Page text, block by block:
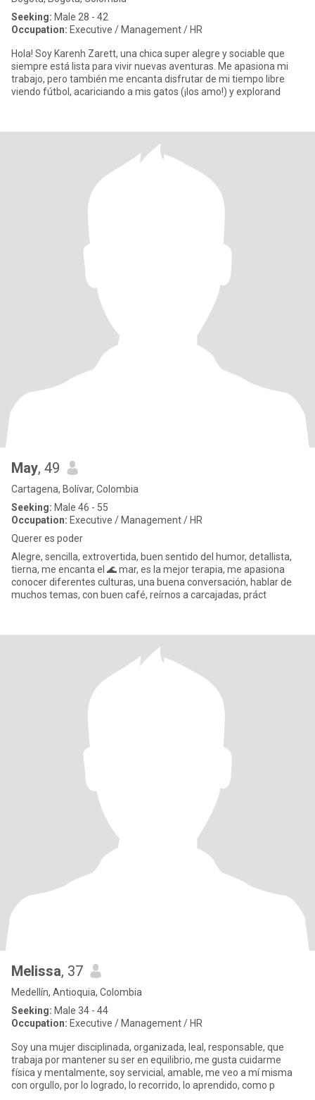
Seeking: Male 28 - 42
Occupation: Executive / Management / HR
Hola! Soy Karenh Zarett, una chica super alegre y sociable que
siempre está lista para vivir nuevas aventuras. Me apasiona mi
trabajo, pero también me encanta disfrutar de mi tiempo libre
viendo fútbol, acariciando a mis gatos (¡los amo!) y explorand
May, 49
Cartagena, Bolívar, Colombia
Seeking: Male 46 - 55
Occupation: Executive / Management / HR
Querer es poder
Alegre, sencilla, extrovertida, buen sentido del humor, detallista,
tierna, me encanta el 🌊 mar, es la mejor terapia, me apasiona
conocer diferentes culturas, una buena conversación, hablar de
muchos temas, con buen café, reírnos a carcajadas, práct
Melissa, 37
Medellín, Antioquia, Colombia
Seeking: Male 34 - 44
Occupation: Executive / Management / HR
Soy una mujer disciplinada, organizada, leal, responsable, que
trabaja por mantener su ser en equilibrio, me gusta cuidarme
física y mentalmente, soy servicial, amable, me veo a mí misma
con orgullo, por lo logrado, lo recorrido, lo aprendido, como p